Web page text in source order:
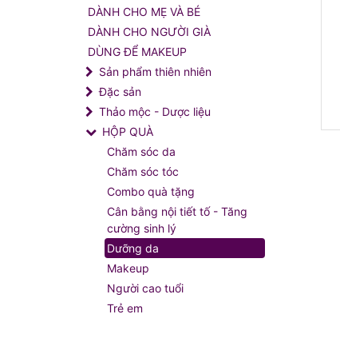
DÀNH CHO MẸ VÀ BÉ
DÀNH CHO NGƯỜI GIÀ
DÙNG ĐỂ MAKEUP
Sản phẩm thiên nhiên
Đặc sản
Thảo mộc - Dược liệu
HỘP QUÀ
Chăm sóc da
Chăm sóc tóc
Combo quà tặng
Cân bằng nội tiết tố - Tăng
cường sinh lý
Dưỡng da
Makeup
Người cao tuổi
Trẻ em